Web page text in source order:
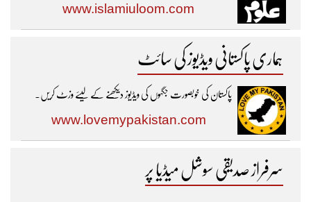
www.islamiuloom.com
ہماری پاکستانی ویڈیوز کی سائٹ
پاکستان کی خوبصورت جگہوں کی ویڈیوز دیکھنے کے لیئے وزٹ کریں۔
www.lovemypakistan.com
سرفراز صدیقی سوشل میڈیا پر